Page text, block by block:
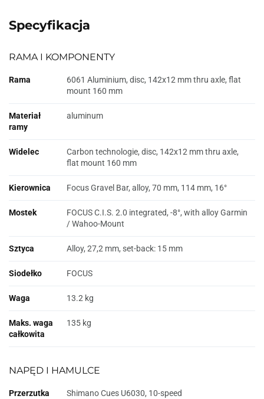
Specyfikacja
RAMA I KOMPONENTY
Rama
6061 Aluminium, disc, 142x12 mm thru axle, flat
mount 160 mm
Materiał
ramy
aluminum
Widelec
Carbon technologie, disc, 142x12 mm thru axle,
flat mount 160 mm
Kierownica Focus Gravel Bar, alloy, 70 mm, 114 mm, 16°
Mostek
FOCUS C.I.S. 2.0 integrated, -8°, with alloy Garmin
/ Wahoo-Mount
Sztyca Alloy, 27,2 mm, set-back: 15 mm
Siodełko FOCUS
Waga 13.2 kg
Maks. waga
całkowita
135 kg
NAPĘD I HAMULCE
Przerzutka
Shimano Cues U6030, 10-speed